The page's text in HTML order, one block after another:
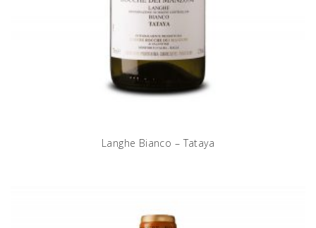
Langhe Bianco – Tataya